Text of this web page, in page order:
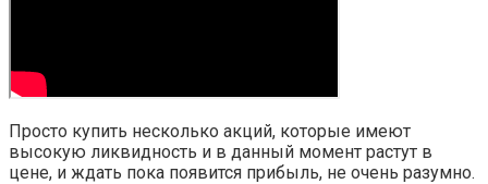
Просто купить несколько акций, которые имеют
высокую ликвидность и в данный момент растут в
цене, и ждать пока появится прибыль, не очень разумно.